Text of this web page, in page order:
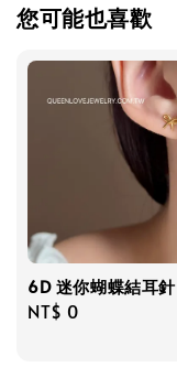
您可能也喜歡
6D 迷你蝴蝶結耳針
Regular
NT$ 0